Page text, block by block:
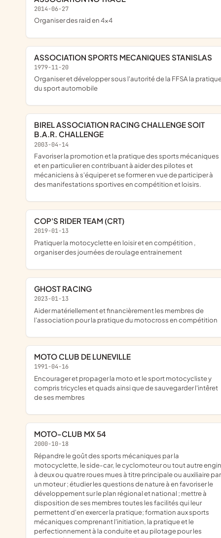
2014-06-27
organiser des raid en 4x4
ASSOCIATION SPORTS MECANIQUES STANISLAS
1979-11-20
organiser et développer sous l'autorité de la FFSA la pratique
du sport automobile
BIREL ASSOCIATION RACING CHALLENGE SOIT
B.A.R. CHALLENGE
2003-04-14
favoriser la promotion et la pratique des sports mécaniques
et en particulier en contribuant à aider des pilotes et
mécaniciens à s'équiper et se former en vue de participer à
des manifestations sportives en compétition et loisirs.
COP'S RIDER TEAM (CRT)
2019-01-13
pratiquer la motocyclette en loisir et en compétition ,
organiser des journées de roulage entrainement
GHOST RACING
2023-01-13
aider matériellement et financièrement les membres de
l'association pour la pratique du motocross en compétition
MOTO CLUB DE LUNEVILLE
1991-04-16
encourager et propager la moto et le sport motocycliste y
compris tricycles et quads ainsi que de sauvegarder l'intêret
de ses membres
MOTO-CLUB MX 54
2000-10-18
répandre le goût des sports mécaniques par la
motocyclette, le side-car, le cyclomoteur ou tout autre engin
à deux ou quatre roues mues à titre principale ou auxiliaire par
un moteur ; étudier les questions de nature à en favoriser le
développement sur le plan régional et national ; mettre à
disposition de ses membres toutes les facilités qui leur
permettent d'en exercer la pratique; formation aux sports
mécaniques comprenant l'initiation, la pratique et le
perfectionnement à la conduite et au pilotage pour les